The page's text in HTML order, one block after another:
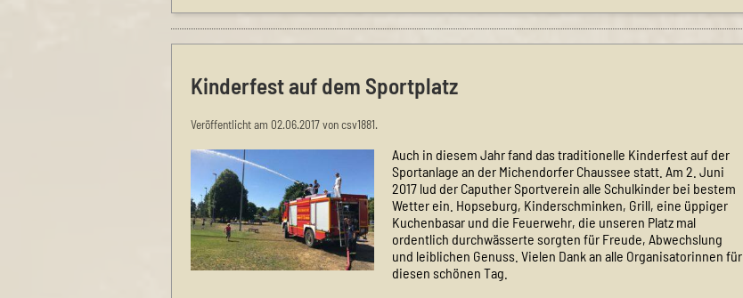
Kinderfest auf dem Sportplatz
Veröffentlicht am 02.06.2017 von csv1881.
Auch in diesem Jahr fand das traditionelle Kinderfest auf der
Sportanlage an der Michendorfer Chaussee statt. Am 2. Juni
2017 lud der Caputher Sportverein alle Schulkinder bei bestem
Wetter ein. Hopseburg, Kinderschminken, Grill, eine üppiger
Kuchenbasar und die Feuerwehr, die unseren Platz mal
ordentlich durchwässerte sorgten für Freude, Abwechslung
und leiblichen Genuss. Vielen Dank an alle Organisatorinnen für
diesen schönen Tag.